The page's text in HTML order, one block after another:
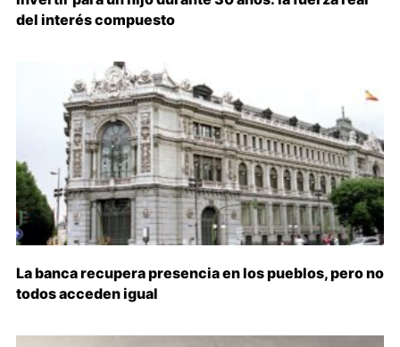
del interés compuesto
La banca recupera presencia en los pueblos, pero no
todos acceden igual